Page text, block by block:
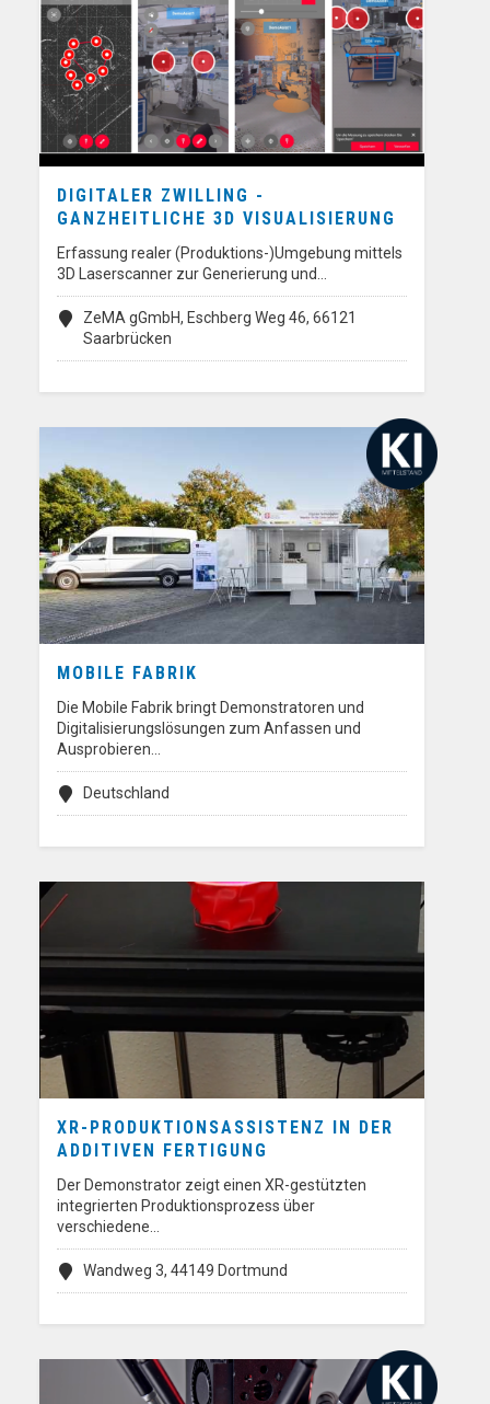
DIGITALER ZWILLING -
GANZHEITLICHE 3D VISUALISIERUNG
Erfassung realer (Produktions-)Umgebung mittels
3D Laserscanner zur Generierung und…
ZeMA gGmbH, Eschberg Weg 46, 66121
Saarbrücken
MOBILE FABRIK
Die Mobile Fabrik bringt Demonstratoren und
Digitalisierungslösungen zum Anfassen und
Ausprobieren…
Deutschland
XR-PRODUKTIONSASSISTENZ IN DER
ADDITIVEN FERTIGUNG
Der Demonstrator zeigt einen XR-gestützten
integrierten Produktionsprozess über
verschiedene…
Wandweg 3, 44149 Dortmund